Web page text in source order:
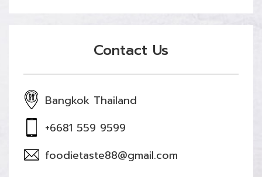
Contact Us
Bangkok Thailand
+6681 559 9599
foodietaste88@gmail.com